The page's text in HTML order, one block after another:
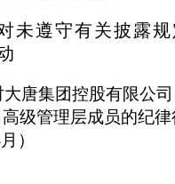
未遵守有关披露规
唐集团控股有限公
级管理层成员的纪律
）